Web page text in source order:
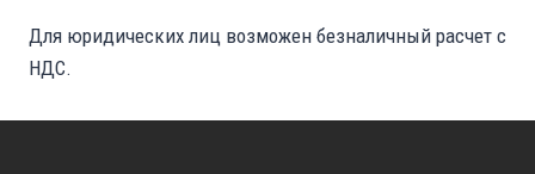
Для юридических лиц возможен безналичный расчет с
НДС.